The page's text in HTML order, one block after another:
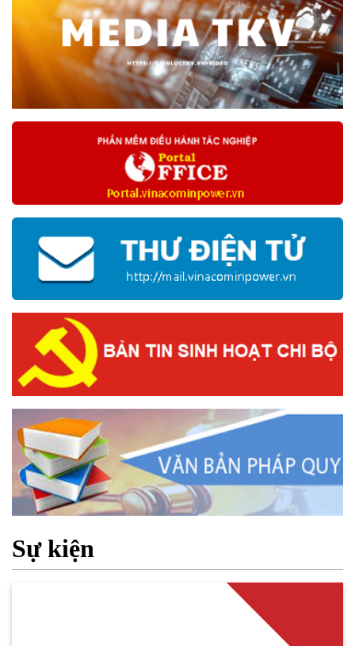
Sự kiện